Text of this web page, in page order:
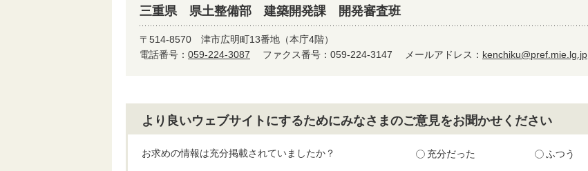
三重県 県土整備部 建築開発課 開発審査班
〒514-8570 津市広明町13番地（本庁4階）
電話番号： 059-224-3087 ファクス番号：059-224-3147 メールアドレス： kenchiku@pref.mie.lg.jp
より良いウェブサイトにするためにみなさまのご意見をお聞かせください
お求めの情報は充分掲載されていましたか？ 充分だった ふつう